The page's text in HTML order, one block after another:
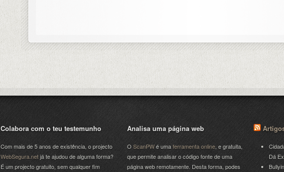
Colabora com o teu testemunho
Com mais de 5 anos de existência, o projecto
WebSegura.netjá te ajudou de alguma forma?
É um projecto gratuito, sem qualquer fim
Analisa uma página web
OScanPWé umaferramenta online, e gratuita,
que permite analisar o código fonte de uma
página web remotamente. Desta forma, podes
Dá